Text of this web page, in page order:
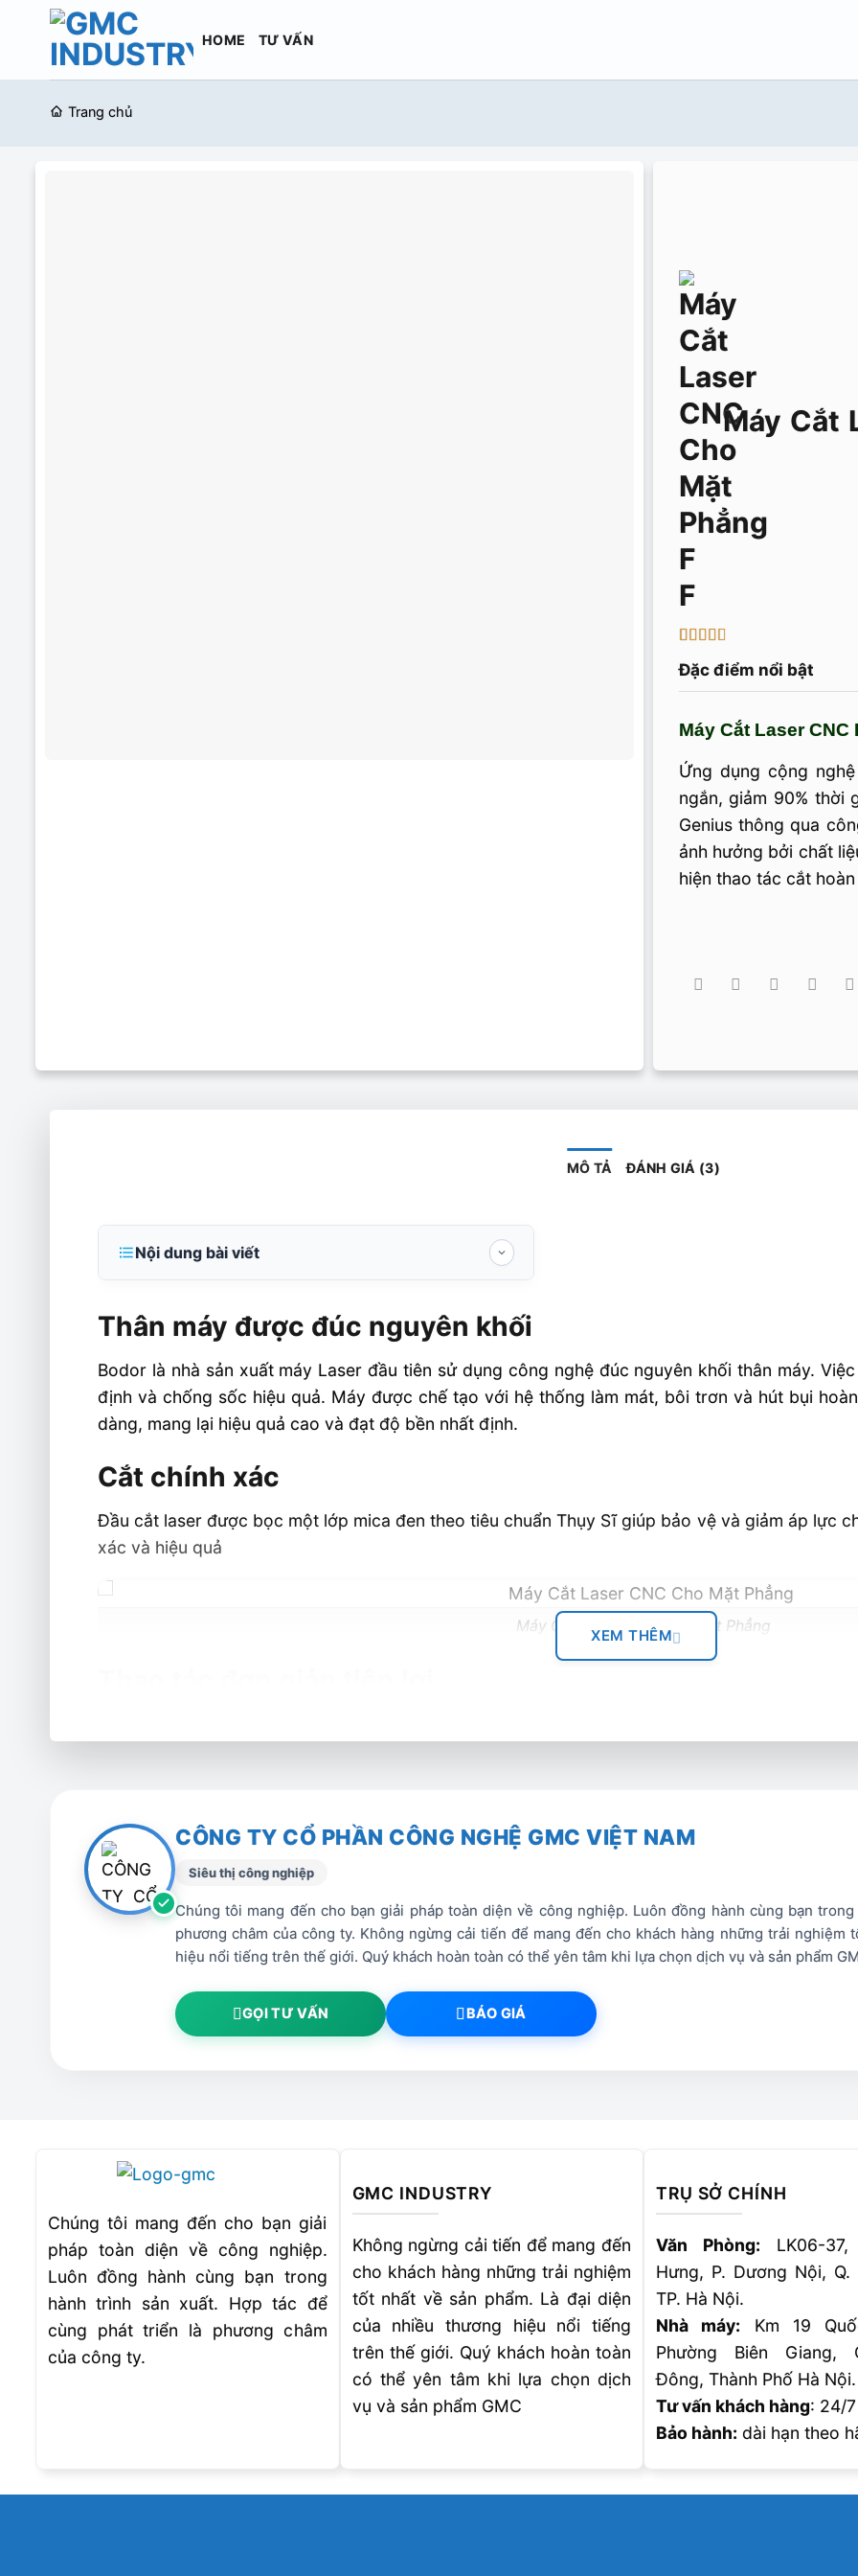
HOME TƯ VẤN
Trang chủ
Máy Cắt
F
trên 5
dựa
đánh
giá
Đặc điểm nổi bật
Máy Cắt Laser CNC
Ứng dụng cộng
ngắn, giảm 90% thời
Genius thông qua
ảnh hưởng bởi chất
hiện thao tác cắt
MÔ TẢ ĐÁNH GIÁ (3)
Nội dung bài viết
Cắt chính xác
Thao tác đơn giản tiện lợi
Trải nghiệm hình ảnh
TIết kiệm sức
Ứng dụng
Thông số kỹ thuật
Thân máy được đúc nguyên khối
Bodor là nhà sản xuất máy Laser đầu tiên sử dụng công nghệ đúc nguyên khối thân máy.
định và chống sốc hiệu quả. Máy được chế tạo với hệ thống làm mát, bôi trơn và hút bụi
dàng, mang lại hiệu quả cao và đạt độ bền nhất định.
Cắt chính xác
Đầu cắt laser được bọc một lớp mica đen theo tiêu chuẩn Thụy Sĩ giúp bảo vệ và giảm áp lực
xác và hiệu quả
Máy Cắt Laser CNC Cho Mặt Phẳng
XEM THÊM
CÔNG TY CỔ PHẦN CÔNG NGHỆ GMC VIỆT NAM
Siêu thị công nghiệp
Chúng tôi mang đến cho bạn giải pháp toàn diện về công nghiệp. Luôn đồng hành cùng bạn
phương châm của công ty. Không ngừng cải tiến để mang đến cho khách hàng những trải nghiệm
hiệu nổi tiếng trên thế giới. Quý khách hoàn toàn có thể yên tâm khi lựa chọn dịch vụ và sản phẩm
GỌI TƯ VẤN BÁO GIÁ
Chúng tôi mang đến cho bạn giải
pháp toàn diện về công nghiệp.
Luôn đồng hành cùng bạn trong
hành trình sản xuất. Hợp tác để
cùng phát triển là phương châm
của công ty.
GMC INDUSTRY
Không ngừng cải tiến để mang đến
cho khách hàng những trải nghiệm
tốt nhất về sản phẩm. Là đại diện
của nhiều thương hiệu nổi tiếng
trên thế giới. Quý khách hoàn toàn
có thể yên tâm khi lựa chọn dịch
vụ và sản phẩm GMC
TRỤ SỞ CHÍNH
Văn Phòng: LK06-
Hưng, P. Dương Nội,
TP. Hà Nội.
Nhà máy: Km 19
Phường Biên Giang,
Đông, Thành Phố Hà Nội.
Tư vấn khách hàng: 24/7
Bảo hành: dài hạn theo